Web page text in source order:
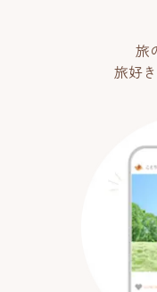
旅
旅好